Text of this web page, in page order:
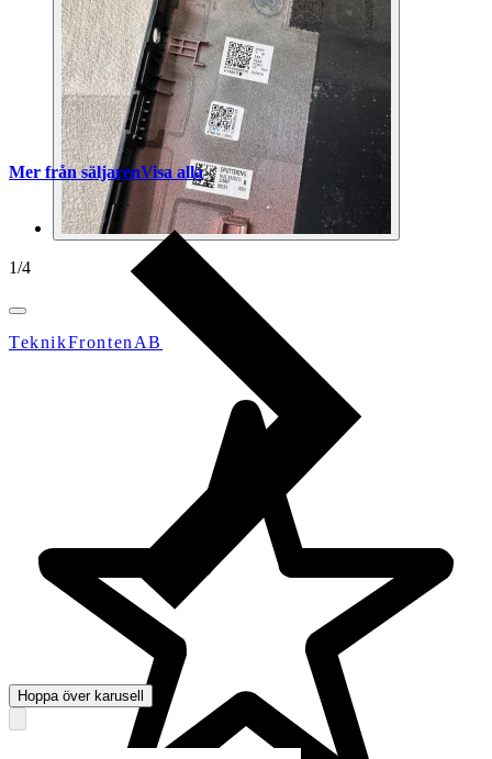
1/4
TeknikFrontenAB
Mer från säljarenVisa alla
Hoppa över karusell